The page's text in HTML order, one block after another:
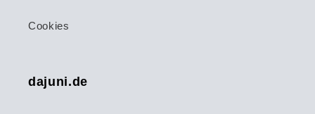
Cookies
dajuni.de